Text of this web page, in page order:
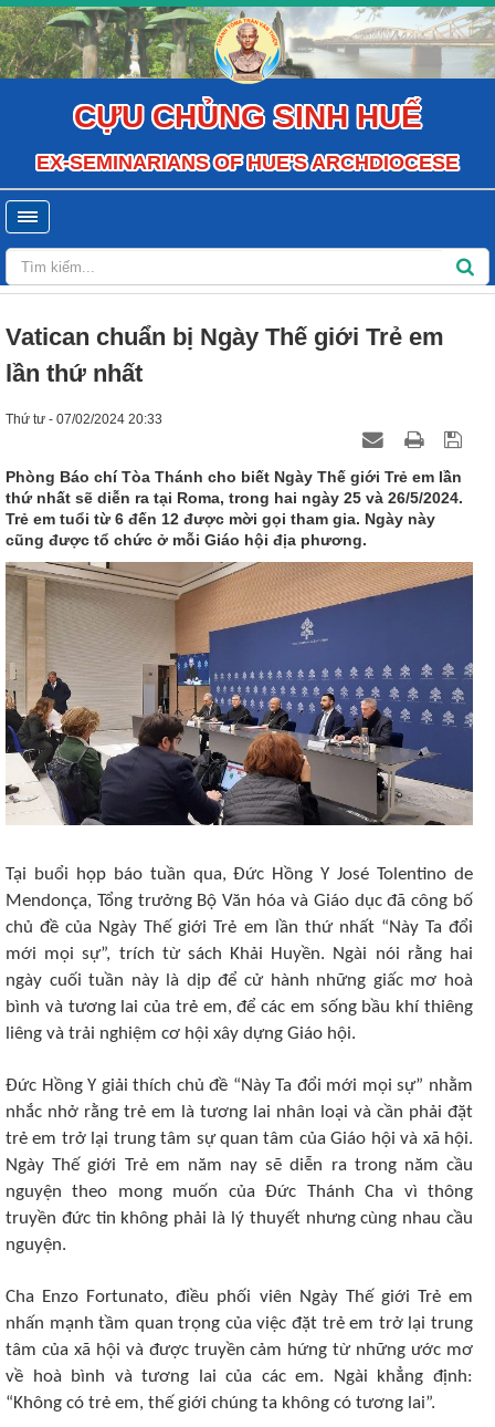
CỰU CHỦNG SINH HUẾ
EX-SEMINARIANS OF HUE'S ARCHDIOCESE
Vatican chuẩn bị Ngày Thế giới Trẻ em
lần thứ nhất
Thứ tư - 07/02/2024 20:33
Phòng Báo chí Tòa Thánh cho biết Ngày Thế giới Trẻ em lần
thứ nhất sẽ diễn ra tại Roma, trong hai ngày 25 và 26/5/2024.
Trẻ em tuổi từ 6 đến 12 được mời gọi tham gia. Ngày này
cũng được tổ chức ở mỗi Giáo hội địa phương.
Tại buổi họp báo tuần qua, Đức Hồng Y José Tolentino de
Mendonça, Tổng trưởng Bộ Văn hóa và Giáo dục đã công bố
chủ đề của Ngày Thế giới Trẻ em lần thứ nhất “Này Ta đổi
mới mọi sự”, trích từ sách Khải Huyền. Ngài nói rằng hai
ngày cuối tuần này là dịp để cử hành những giấc mơ hoà
bình và tương lai của trẻ em, để các em sống bầu khí thiêng
liêng và trải nghiệm cơ hội xây dựng Giáo hội.
Đức Hồng Y giải thích chủ đề “Này Ta đổi mới mọi sự” nhằm
nhắc nhở rằng trẻ em là tương lai nhân loại và cần phải đặt
trẻ em trở lại trung tâm sự quan tâm của Giáo hội và xã hội.
Ngày Thế giới Trẻ em năm nay sẽ diễn ra trong năm cầu
nguyện theo mong muốn của Đức Thánh Cha vì thông
truyền đức tin không phải là lý thuyết nhưng cùng nhau cầu
nguyện.
Cha Enzo Fortunato, điều phối viên Ngày Thế giới Trẻ em
nhấn mạnh tầm quan trọng của việc đặt trẻ em trở lại trung
tâm của xã hội và được truyền cảm hứng từ những ước mơ
về hoà bình và tương lai của các em. Ngài khẳng định:
“Không có trẻ em, thế giới chúng ta không có tương lai”.